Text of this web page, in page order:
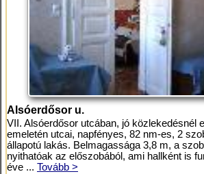
Alsóerdősor u.
VII. Alsóerdősor utcában, jó közlekedésnél
emeletén utcai, napfényes, 82 nm-es, 2
állapotú lakás. Belmagassága 3,8 m, a
nyithatóak az előszobából, ami hallként is
éve ... Tovább >